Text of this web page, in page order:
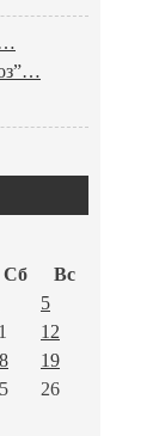
Сб
Вс
5
12
19
26